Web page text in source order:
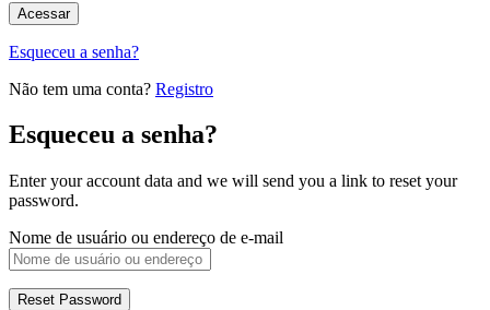
Esqueceu a senha?
Não tem uma conta? Registro
Esqueceu a senha?
Enter your account data and we will send you a link to reset your
password.
Nome de usuário ou endereço de e-mail